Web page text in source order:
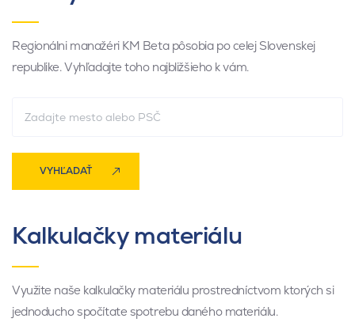
Regionálni manažéri KM Beta pôsobia po celej Slovenskej
republike. Vyhľadajte toho najbližšieho k vám.
VYHĽADAŤ
Kalkulačky materiálu
Využite naše kalkulačky materiálu prostredníctvom ktorých si
jednoducho spočítate spotrebu daného materiálu.